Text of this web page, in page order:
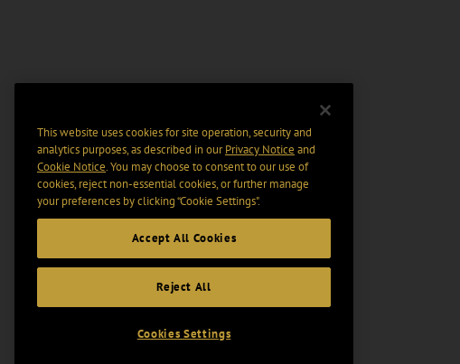
This website uses cookies for site operation, security and
analytics purposes, as described in ourPrivacy Notice and
Cookie Notice. You may choose to consent to our use of
cookies, reject non-essential cookies, or further manage
your preferences by clicking “Cookie Settings".
Accept All Cookies
Reject All
Cookies Settings